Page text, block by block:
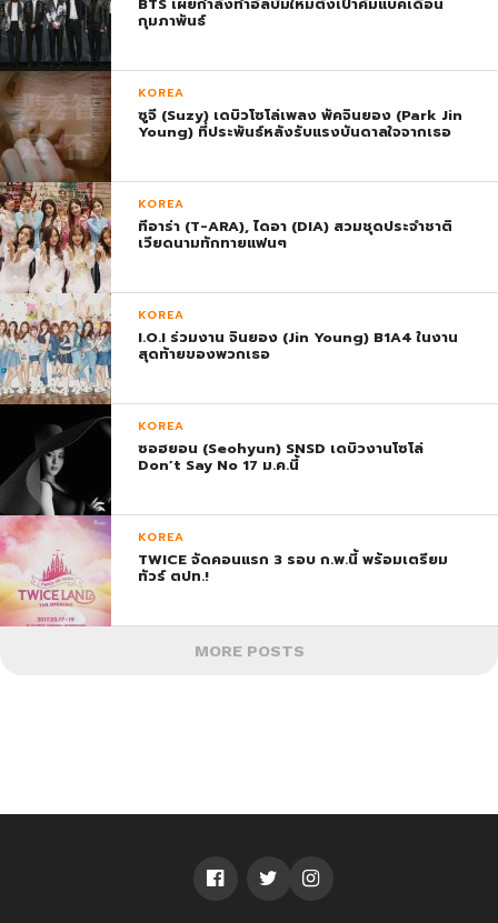
กุมภาพันธ์
KOREA
ซูจี (Suzy) เดบิวโซโล่เพลง พัคจินยอง (Park Jin
Young) ที่ประพันธ์หลังรับแรงบันดาลใจจากเธอ
KOREA
ทีอาร่า (T-ARA), ไดอา (DIA) สวมชุดประจำชาติ
เวียดนามทักทายแฟนๆ
KOREA
I.O.I ร่วมงาน จินยอง (Jin Young) B1A4 ในงาน
สุดท้ายของพวกเธอ
KOREA
ซอฮยอน (Seohyun) SNSD เดบิวงานโซโล่
Don’t Say No 17 ม.ค.นี้
KOREA
TWICE จัดคอนแรก 3 รอบ ก.พ.นี้ พร้อมเตรียม
ทัวร์ ตปท.!
MORE POSTS